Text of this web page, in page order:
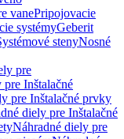
vanePripojovacie
systémyGeberit
stenyNosné
pre
Inštalačné
pre Inštalačné prvky
diely pre Inštalačné
Náhradné diely pre